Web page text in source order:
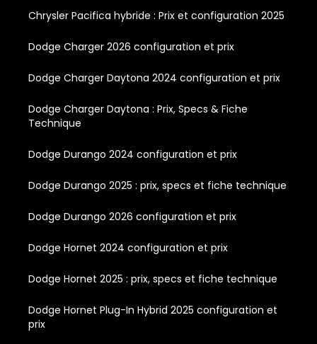
Chrysler Pacifica hybride : Prix et configuration 2025
Dodge Charger 2026 configuration et prix
Dodge Charger Daytona 2024 configuration et prix
Dodge Charger Daytona : Prix, Specs & Fiche
Technique
Dodge Durango 2024 configuration et prix
Dodge Durango 2025 : prix, specs et fiche technique
Dodge Durango 2026 configuration et prix
Dodge Hornet 2024 configuration et prix
Dodge Hornet 2025 : prix, specs et fiche technique
Dodge Hornet Plug-In Hybrid 2025 configuration et
prix